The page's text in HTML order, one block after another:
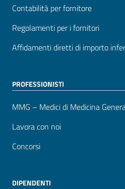
Contabilità per fornitore
Regolamenti per i fornitori
Affidamenti diretti di importo
PROFESSIONISTI
MMG – Medici di Medicina
Lavora con noi
Concorsi
DIPENDENTI